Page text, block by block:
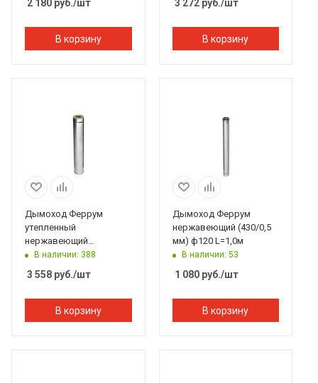
2 180 руб./шт
В корзину
L=1м по воде
3 272руб./шт
В корзину
Дымоход Феррум
утепленный
нержавеющий
(430/0,5мм)/зеркальный
нержавеющий ф115/200
L=1м по воде
В наличии: 388
3 558 руб./шт
В корзину
Дымоход Феррум
нержавеющий (430/0,5
мм) ф120 L=1,0м
В наличии: 53
1 080руб./шт
В корзину